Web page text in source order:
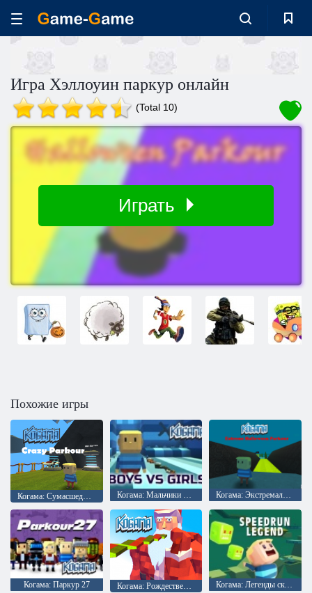
Игра Хэллоуин паркур онлайн
(Total 10)
Играть
Похожие игры
Когама: Сумасшедший Паркур Когама: Мальчики против девочек Когама: Экстремальный паркур на Хэллоуин
Когама: Паркур 27 Когама: Рождественский паркур Когама: Легенды скорости